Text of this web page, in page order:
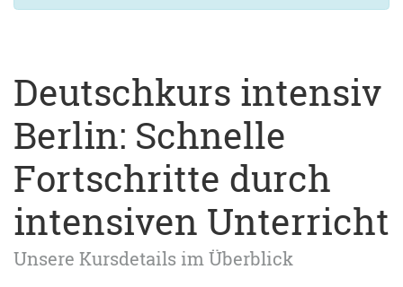
Deutschkurs intensiv
Berlin: Schnelle
Fortschritte durch
intensiven Unterricht
Unsere Kursdetails im Überblick